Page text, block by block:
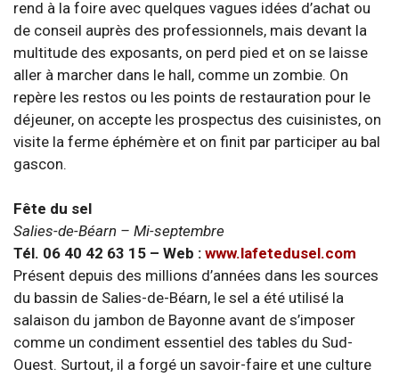
rend à la foire avec quelques vagues idées d’achat ou
de conseil auprès des professionnels, mais devant la
multitude des exposants, on perd pied et on se laisse
aller à marcher dans le hall, comme un zombie. On
repère les restos ou les points de restauration pour le
déjeuner, on accepte les prospectus des cuisinistes, on
visite la ferme éphémère et on finit par participer au bal
gascon.
Fête du sel
Salies-de-Béarn – Mi-septembre
Tél. 06 40 42 63 15 – Web : www.lafetedusel.com
Présent depuis des millions d’années dans les sources
du bassin de Salies-de-Béarn, le sel a été utilisé la
salaison du jambon de Bayonne avant de s’imposer
comme un condiment essentiel des tables du Sud-
Ouest. Surtout, il a forgé un savoir-faire et une culture